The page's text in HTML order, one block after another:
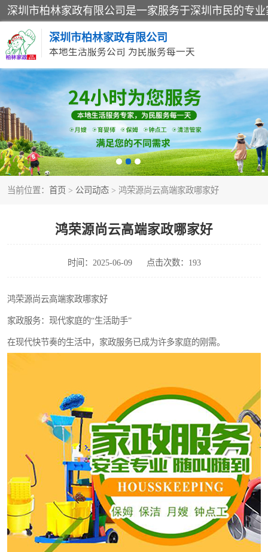
深圳市柏林家政有限公司
本地生活服务公司 为民服务每一天
当前位置： 首页 > 公司动态 > 鸿荣源尚云高端家政哪家好
鸿荣源尚云高端家政哪家好
时间：2025-06-09 点击次数：193
鸿荣源尚云高端家政哪家好
家政服务：现代家庭的“生活助手”
在现代快节奏的生活中，家政服务已成为许多家庭的刚需。
家居保洁
家庭保姆